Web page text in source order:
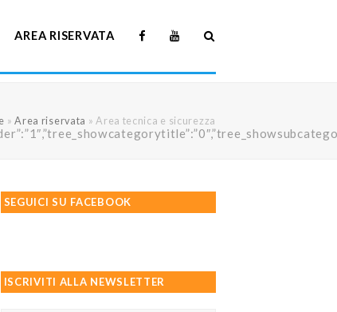
AREA RISERVATA
»Area riservata »Area tecnica e sicurezza
SEGUICI SU FACEBOOK
ISCRIVITI ALLA NEWSLETTER